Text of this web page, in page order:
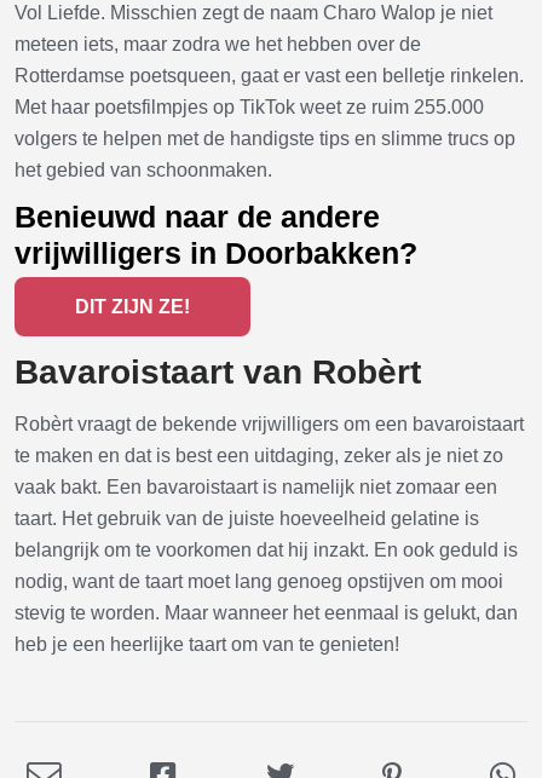
Vol Liefde. Misschien zegt de naam Charo Walop je niet
meteen iets, maar zodra we het hebben over de
Rotterdamse poetsqueen, gaat er vast een belletje rinkelen.
Met haar poetsfilmpjes op TikTok weet ze ruim 255.000
volgers te helpen met de handigste tips en slimme trucs op
het gebied van schoonmaken.
Benieuwd naar de andere
vrijwilligers in Doorbakken?
DIT ZIJN ZE!
Bavaroistaart van Robèrt
Robèrt vraagt de bekende vrijwilligers om een bavaroistaart
te maken en dat is best een uitdaging, zeker als je niet zo
vaak bakt. Een bavaroistaart is namelijk niet zomaar een
taart. Het gebruik van de juiste hoeveelheid gelatine is
belangrijk om te voorkomen dat hij inzakt. En ook geduld is
nodig, want de taart moet lang genoeg opstijven om mooi
stevig te worden. Maar wanneer het eenmaal is gelukt, dan
heb je een heerlijke taart om van te genieten!
Deel Deel